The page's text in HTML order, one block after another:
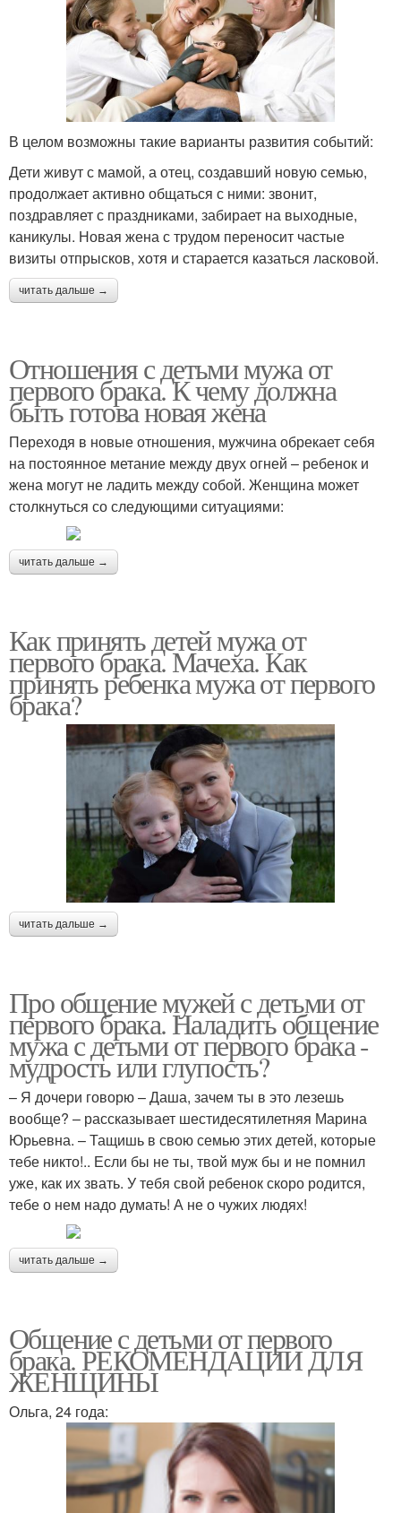
В целом возможны такие варианты развития событий:
Дети живут с мамой, а отец, создавший новую семью,
продолжает активно общаться с ними: звонит,
поздравляет с праздниками, забирает на выходные,
каникулы. Новая жена с трудом переносит частые
визиты отпрысков, хотя и старается казаться ласковой.
читать дальше →
Отношения с детьми мужа от
первого брака. К чему должна
быть готова новая жена
Переходя в новые отношения, мужчина обрекает себя
на постоянное метание между двух огней – ребенок и
жена могут не ладить между собой. Женщина может
столкнуться со следующими ситуациями:
читать дальше →
Как принять детей мужа от
первого брака. Мачеха. Как
принять ребенка мужа от первого
брака?
читать дальше →
Про общение мужей с детьми от
первого брака. Наладить общение
мужа с детьми от первого брака -
мудрость или глупость?
– Я дочери говорю – Даша, зачем ты в это лезешь
вообще? – рассказывает шестидесятилетняя Марина
Юрьевна. – Тащишь в свою семью этих детей, которые
тебе никто!.. Если бы не ты, твой муж бы и не помнил
уже, как их звать. У тебя свой ребенок скоро родится,
тебе о нем надо думать! А не о чужих людях!
читать дальше →
Общение с детьми от первого
брака. РЕКОМЕНДАЦИИ ДЛЯ
ЖЕНЩИНЫ
Ольга, 24 года: